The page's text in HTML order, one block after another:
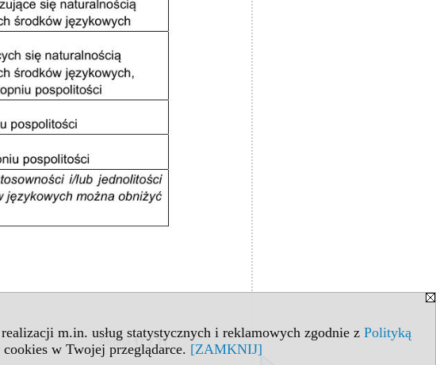
m.in. usług statystycznych i reklamowych zgodnie z Polityką
w Twojej przeglądarce. [ZAMKNIJ]